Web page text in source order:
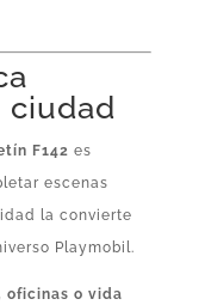
ciudad
F142 es
escenas
la convierte
Playmobil.
oficinas o vida